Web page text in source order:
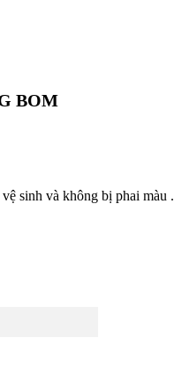
BOM
sinh và không bị phai màu .